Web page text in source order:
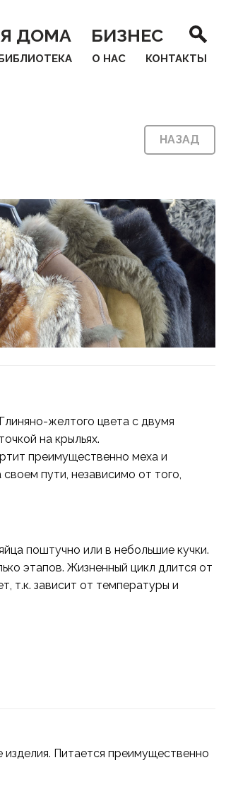
ДОМА БИЗНЕС
О НАС КОНТАКТЫ
НАЗАД
желтого цвета с двумя
на крыльях.
преимущественно меха и
пути, независимо от того,
поштучно или в небольшие кучки.
этапов. Жизненный цикл длится от
т.к. зависит от температуры и
Питается преимущественно